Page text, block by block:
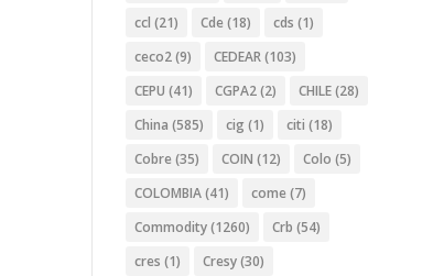
ccl (21) Cde (18) cds (1)
ceco2(9) CEDEAR(103)
CEPU (41) CGPA2(2) CHILE(28)
China (585) cig (1) citi (18)
Cobre (35) COIN (12) Colo (5)
COLOMBIA(41) come (7)
Commodity(1260) Crb (54)
cres (1) Cresy(30)